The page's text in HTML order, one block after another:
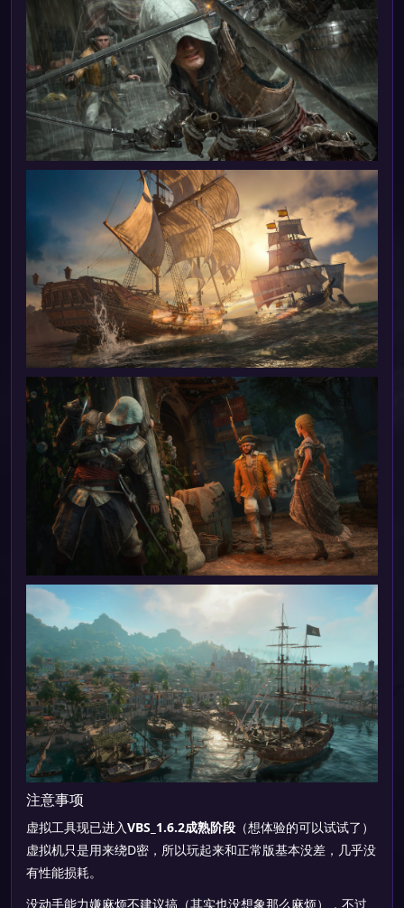
注意事项
虚拟工具现已进入VBS_1.6.2成熟阶段 （想体验的可以试试了）
虚拟机只是用来绕D密，所以玩起来和正常版基本没差，几乎没
有性能损耗。
没动手能力嫌麻烦不建议搞（其实也没想象那么麻烦），不过